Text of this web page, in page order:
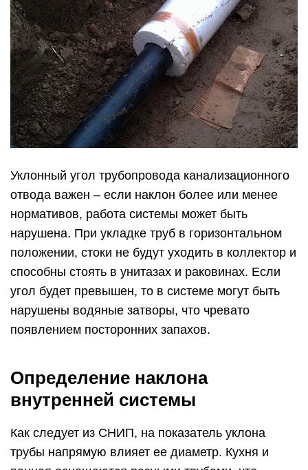
нарушена. При укладке труб в горизонтальном
положении, стоки не будут уходить в коллектор и
способны стоять в унитазах и раковинах. Если
угол будет превышен, то в системе могут быть
нарушены водяные затворы, что чревато
появлением посторонних запахов.
внутренней системы
Как следует из СНИП, на показатель уклона
трубы напрямую влияет ее диаметр. Кухня и
ванная оснащаются разными трубами, что
выражается в использовании минимальных и
нормальных значений, в пределах которых и
проводится работа. Кухонная мойка, раковина,
писсуар, умывальник и ванная обычно оснащают
Показатель нормального наклона
канализационной трубы на метр в таком случае –
унитаз, для отведения его стоков применяют
трубу на 100 мм, при значении минимального